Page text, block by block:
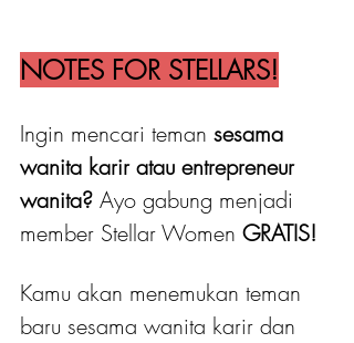
NOTES FOR STELLARS!
Ingin mencari teman sesama
wanita karir atau entrepreneur
wanita? Ayo gabung menjadi
member Stellar Women GRATIS!
Kamu akan menemukan teman
baru sesama wanita karir dan